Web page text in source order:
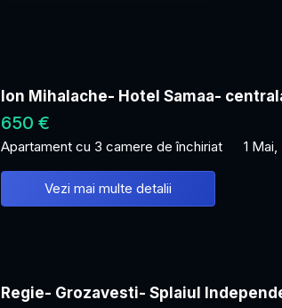
Ion Mihalache- Hotel Samaa-
650 €
Apartament cu 3 camere de închiriat 1
Vezi mai multe detalii
Regie- Grozavesti- Splaiul